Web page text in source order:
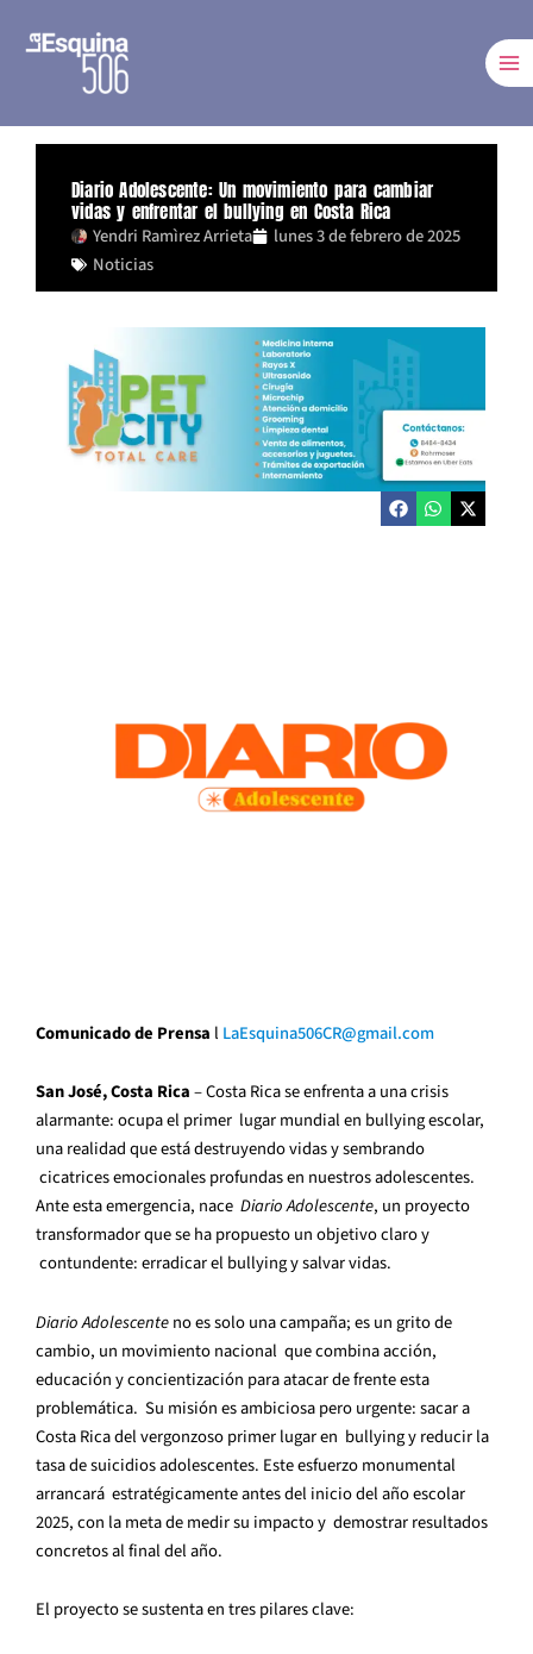
Diario Adolescente: Un movimiento para cambiar
vidas y enfrentar el bullying en Costa Rica
Yendri Ramìrez Arrieta
lunes 3 de febrero de 2025
Noticias
Comunicado de Prensa l LaEsquina506CR@gmail.com
San José, Costa Rica– Costa Rica se enfrenta a una crisis
alarmante: ocupa el primer lugar mundial en bullying escolar,
una realidad que está destruyendo vidas y sembrando
cicatrices emocionales profundas en nuestros adolescentes.
Ante esta emergencia, nace Diario Adolescente, un proyecto
transformador que se ha propuesto un objetivo claro y
contundente: erradicar el bullying y salvar vidas.
Diario Adolescenteno es solo una campaña; es un grito de
cambio, un movimiento nacional que combina acción,
educación y concientización para atacar de frente esta
problemática. Su misión es ambiciosa pero urgente: sacar a
Costa Rica del vergonzoso primer lugar en bullying y reducir la
tasa de suicidios adolescentes. Este esfuerzo monumental
arrancará estratégicamente antes del inicio del año escolar
2025, con la meta de medir su impacto y demostrar resultados
concretos al final del año.
El proyecto se sustenta en tres pilares clave: